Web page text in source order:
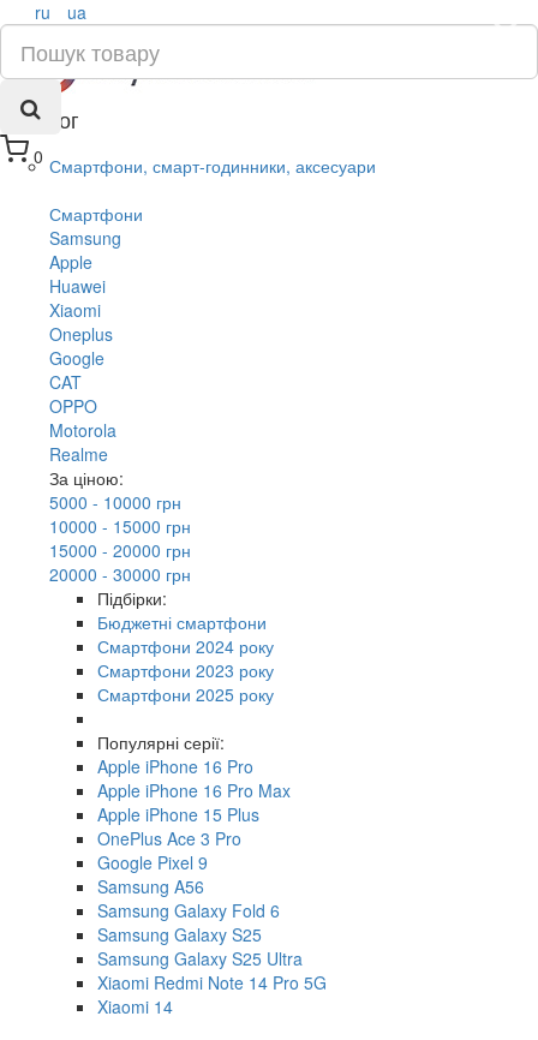
0
×
ru ua
Каталог
Смартфони, смарт-годинники, аксесуари
Смартфони
Samsung
Apple
Huawei
Xiaomi
Oneplus
Google
CAT
OPPO
Motorola
Realme
За ціною:
5000 - 10000 грн
10000 - 15000 грн
15000 - 20000 грн
20000 - 30000 грн
Підбірки:
Бюджетні смартфони
Смартфони 2024 року
Смартфони 2023 року
Смартфони 2025 року
Популярні серії:
Apple iPhone 16 Pro
Apple iPhone 16 Pro Max
Apple iPhone 15 Plus
OnePlus Ace 3 Pro
Google Pixel 9
Samsung A56
Samsung Galaxy Fold 6
Samsung Galaxy S25
Samsung Galaxy S25 Ultra
Xiaomi Redmi Note 14 Pro 5G
Xiaomi 14